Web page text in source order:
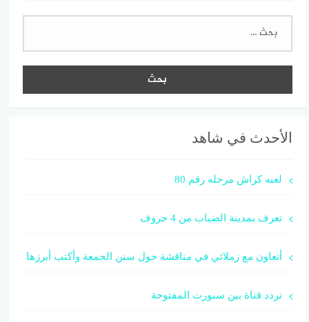
البحث
الأحدث في شاهد
لعبه كراش مرحله رقم 80
تعرف بمدينة الضباب من 4 حروف
أتعاون مع زملائي في مناقشة حول سنن الجمعة وأكتب أبرزها
تردد قناة بين سبورت المفتوحة